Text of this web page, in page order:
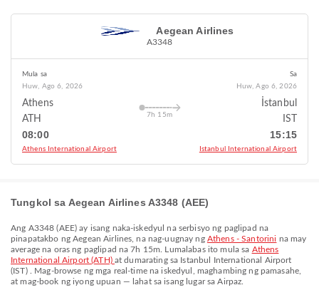
Aegean Airlines
A3348
Mula sa
Huw, Ago 6, 2026
Athens
ATH
08:00
Athens International Airport
7h 15m
Sa
Huw, Ago 6, 2026
İstanbul
IST
15:15
Istanbul International Airport
Tungkol sa Aegean Airlines A3348 (AEE)
Ang A3348 (AEE) ay isang naka-iskedyul na serbisyo ng paglipad na
pinapatakbo ngAegean Airlines , na nag-uugnay ng Athens - Santorini na may
average na oras ng paglipad na7h 15m . Lumalabas ito mula sa Athens
International Airport (ATH) at dumarating sa Istanbul International Airport
(IST)
. Mag-browse ng mga real-time na iskedyul, maghambing ng pamasahe,
at mag-book ng iyong upuan — lahat sa isang lugar sa Airpaz.